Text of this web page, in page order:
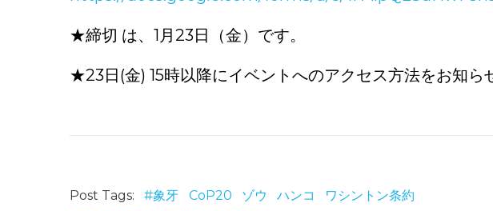
★締切 は、1月23日（金
★23日(金) 15時以降にイベントへのアクセス方法をお知ら
Post Tags: #象牙 CoP20 ゾウ ハンコ
ワシントン条約